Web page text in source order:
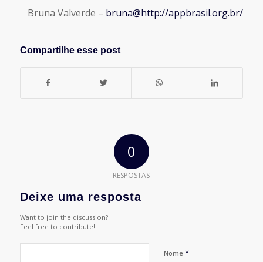
Bruna Valverde – bruna@http://appbrasil.org.br/
Compartilhe esse post
0
RESPOSTAS
Deixe uma resposta
Want to join the discussion?
Feel free to contribute!
Nome *